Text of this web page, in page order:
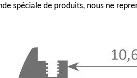
spéciale de produits, nous ne